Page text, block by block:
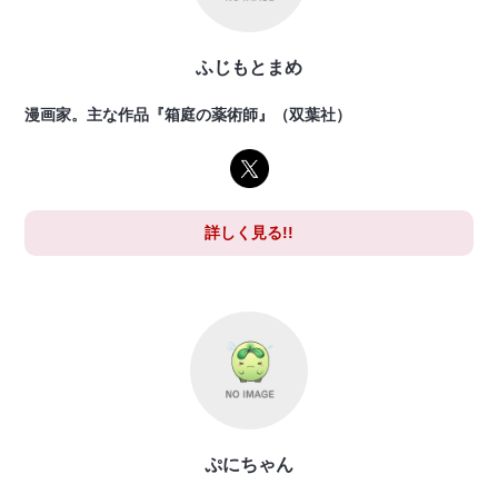
ふじもとまめ
漫画家。主な作品『箱庭の薬術師』（双葉社）
詳しく見る!!
ぷにちゃん